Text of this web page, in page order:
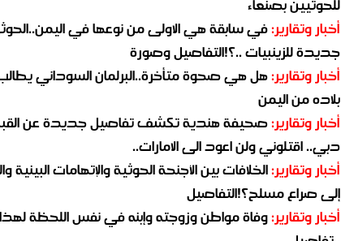
أخبار وتقارير:في سابقة هي الاولى من نوعها في
جديدة للزينبيات ..؟!التفاصيل وصورة
أخبار وتقارير:هل هي صحوة متأخرة..البرلمان السوداني
بلاده من اليمن
أخبار وتقارير:صحيفة هندية تكشف تفاصيل جديدة عن
دبي.. اقتلوني ولن اعود الى الامارات..
أخبار وتقارير:الخلافات بين الأجنحة الحوثية والإتهامات
إلى صراع مسلح؟!التفاصيل
أخبار وتقارير:وفاة مواطن وزوجته وإبنه في نفس اللحظة